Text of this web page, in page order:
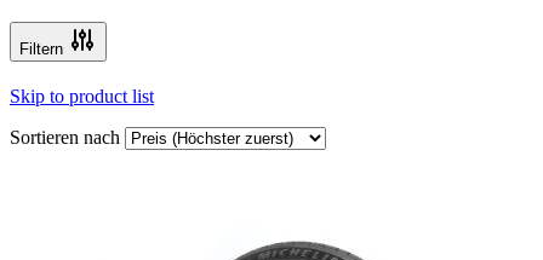
Filtern
Skip to product list
Sortieren nach